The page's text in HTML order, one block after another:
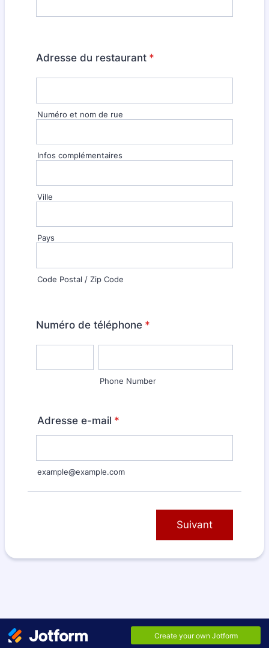
Adresse du restaurant *
Numéro et nom de rue
Infos complémentaires
Ville
Pays
Code Postal / Zip Code
Numéro de téléphone *
Phone Number
Adresse e-mail *
example@example.com
Suivant